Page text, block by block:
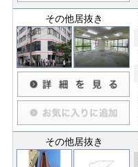
その他居抜き
その他居抜き